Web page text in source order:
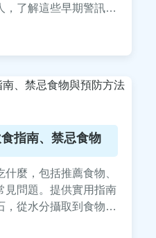
，了解這些早期警訊能
護蘇卡達龜的健康。
指南、禁忌食物
麼，包括推薦食物、
見問題。提供實用指南
，從水分攝取到食物選